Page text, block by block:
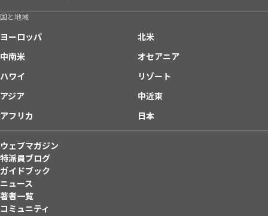
国と地域
ヨーロッパ
北米
中南米
オセアニア
ハワイ
リゾート
アジア
中近東
アフリカ
日本
ウェブマガジン
特派員ブログ
ガイドブック
ニュース
著者一覧
コミュニティ